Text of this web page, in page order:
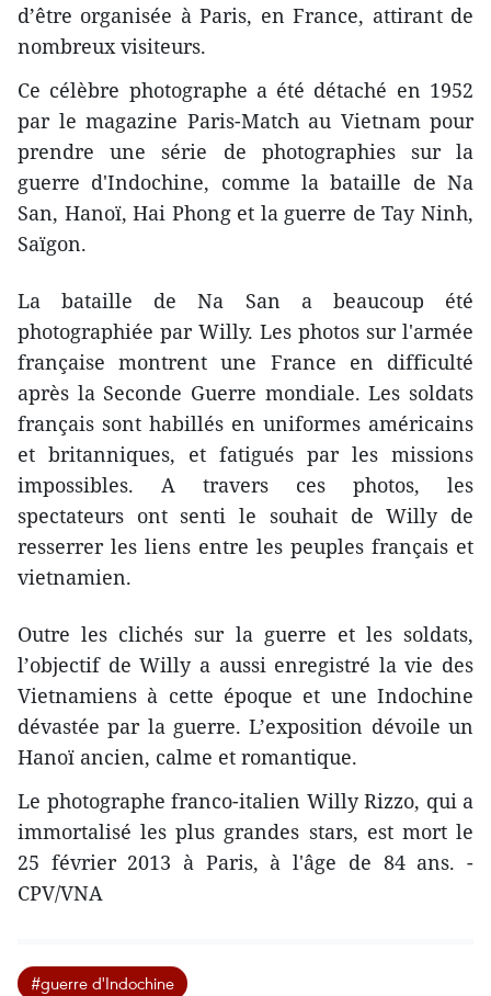
d’être organisée à Paris, en France, attirant de
nombreux visiteurs.
Ce célèbre photographe a été détaché en 1952
par le magazine Paris-Match au Vietnam pour
prendre une série de photographies sur la
guerre d'Indochine, comme la bataille de Na
San, Hanoï, Hai Phong et la guerre de Tay Ninh,
Saïgon.
La bataille de Na San a beaucoup été
photographiée par Willy. Les photos sur l'armée
française montrent une France en difficulté
après la Seconde Guerre mondiale. Les soldats
français sont habillés en uniformes américains
et britanniques, et fatigués par les missions
impossibles. A travers ces photos, les
spectateurs ont senti le souhait de Willy de
resserrer les liens entre les peuples français et
vietnamien.
Outre les clichés sur la guerre et les soldats,
l’objectif de Willy a aussi enregistré la vie des
Vietnamiens à cette époque et une Indochine
dévastée par la guerre. L’exposition dévoile un
Hanoï ancien, calme et romantique.
Le photographe franco-italien Willy Rizzo, qui a
immortalisé les plus grandes stars, est mort le
25 février 2013 à Paris, à l'âge de 84 ans. -
CPV/VNA
#guerre d'Indochine